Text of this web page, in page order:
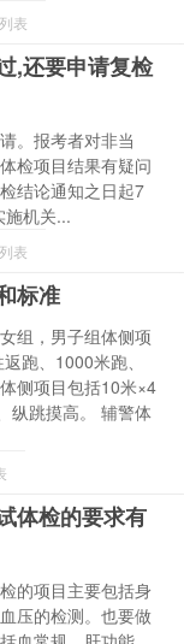
表
,还要申请复检
。报考者对非当
检项目结果有疑问
结论通知之日起7
施机关...
表
标准
组，男子组体侧项
跑、1000米跑、
侧项目包括10米×4
纵跳摸高。 辅警体
体检的要求有
的项目主要包括身
压的检测。也要做